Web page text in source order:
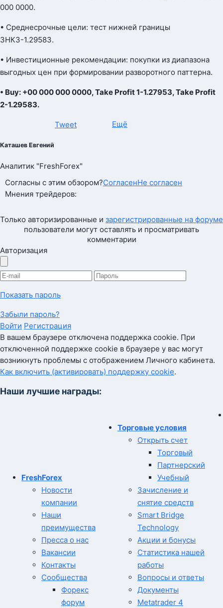
000 0000.
• Среднесрочные цели: тест нижней границы
ЗНКЗ-1.29583.
• Инвестиционные рекомендации: покупки из диапазона
выгодных цен при формировании разворотного паттерна.
• Buy: +00 000 000 0000, Take Profit 1-1.27953, Take Profit
2-1.29583.
Tweet Ещё
Каташев Евгений
Аналитик "FreshForex"
Согласны с этим обзором?СогласенНе согласен
Мнения трейдеров:
Только авторизированные и зарегистрированные на форуме
пользователи могут оставлять и просматривать
комментарии
Авторизация
Показать пароль
Забыли пароль?
Войти Регистрация
В вашем браузере отключена поддержка cookie. При
отключенной поддержке cookie в браузере у вас могут
возникнуть проблемы с отображением Личного кабинета.
Как включить (активировать) поддержку cookie.
Наши лучшие награды:
FreshForex
Новости
компании
Наши
преимущества
Пресса о нас
Вакансии
Контакты
Сообщества
Форекс
форум
Торговые условия
Открыть счет
Торговый
Партнерский
Учебный
Зачисление и
снятие средств
Smart Bridge
Technology
Акции и бонусы
Статистика нашей
работы
Вопросы и ответы
Документы
Metatrader 4